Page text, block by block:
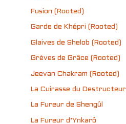
Fusion (Rooted)
Garde de Khépri (Rooted)
Glaives de Shelob (Rooted)
Grèves de Grâce (Rooted)
Jeevan Chakram (Rooted)
La Cuirasse du Destructeur
La Fureur de Shengûl
La Fureur d’Ynkarô